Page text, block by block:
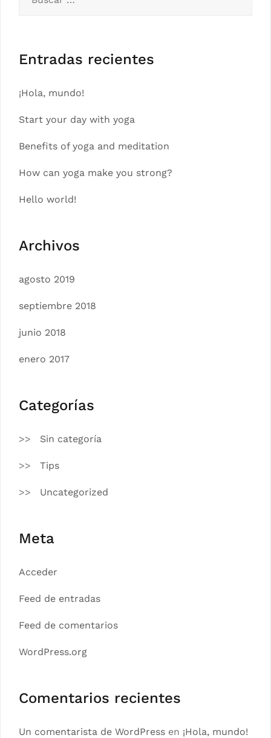
Entradas recientes
¡Hola, mundo!
Start your day with yoga
Benefits of yoga and meditation
How can yoga make you strong?
Hello world!
Archivos
agosto 2019
septiembre 2018
junio 2018
enero 2017
Categorías
Sin categoría
Tips
Uncategorized
Meta
Acceder
Feed de entradas
Feed de comentarios
WordPress.org
Comentarios recientes
Un comentarista de WordPress en ¡Hola, mundo!